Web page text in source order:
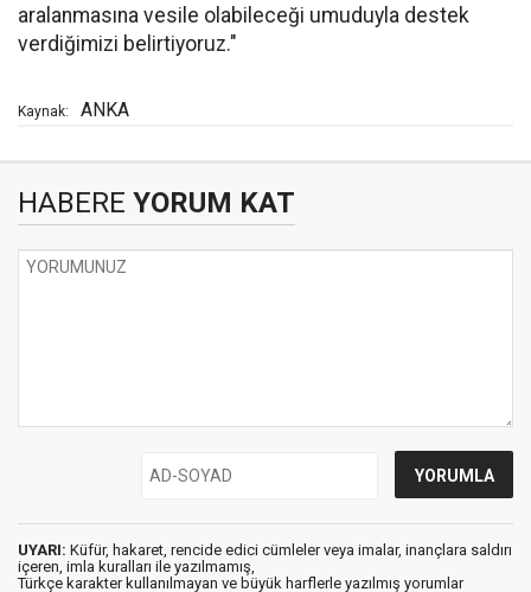
aralanmasına vesile olabileceği umuduyla destek
verdiğimizi belirtiyoruz."
Kaynak: ANKA
HABERE YORUM KAT
UYARI: Küfür, hakaret, rencide edici cümleler veya imalar, inançlara saldırı
içeren, imla kuralları ile yazılmamış,
Türkçe karakter kullanılmayan ve büyük harflerle yazılmış yorumlar